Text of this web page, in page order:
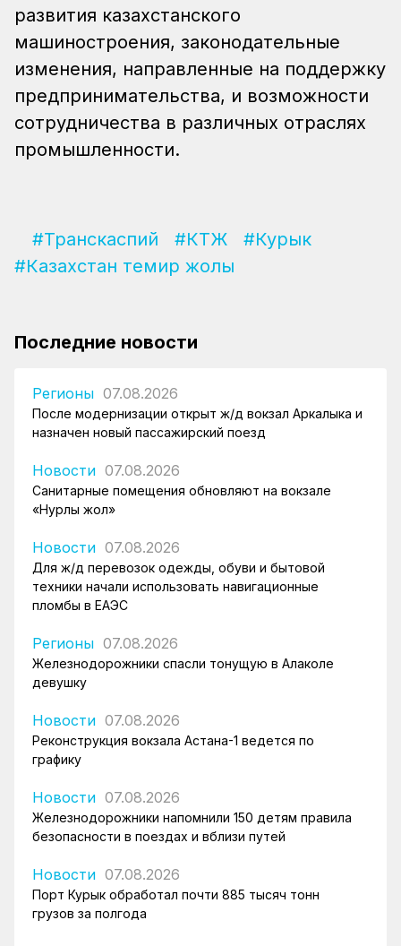
развития казахстанского
машиностроения, законодательные
изменения, направленные на поддержку
предпринимательства, и возможности
сотрудничества в различных отраслях
промышленности.
#Транскаспий #КТЖ
#Курык
#Казахстан темир жолы
Последние новости
Регионы 07.08.2026
После модернизации открыт ж/д вокзал Аркалыка и
назначен новый пассажирский поезд
Новости 07.08.2026
Санитарные помещения обновляют на вокзале
«Нурлы жол»
Новости 07.08.2026
Для ж/д перевозок одежды, обуви и бытовой
техники начали использовать навигационные
пломбы в ЕАЭС
Регионы 07.08.2026
Железнодорожники спасли тонущую в Алаколе
девушку
Новости 07.08.2026
Реконструкция вокзала Астана-1 ведется по
графику
Новости 07.08.2026
Железнодорожники напомнили 150 детям правила
безопасности в поездах и вблизи путей
Новости 07.08.2026
Порт Курык обработал почти 885 тысяч тонн
грузов за полгода